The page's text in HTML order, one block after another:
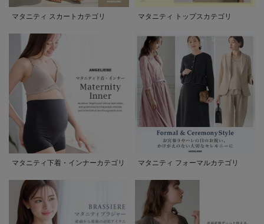
マタニティ スカートカテゴリ マタニティ トップスカテゴリ
マタニティ下着・インナーカテゴリ マタニティ フォーマルカテゴリ